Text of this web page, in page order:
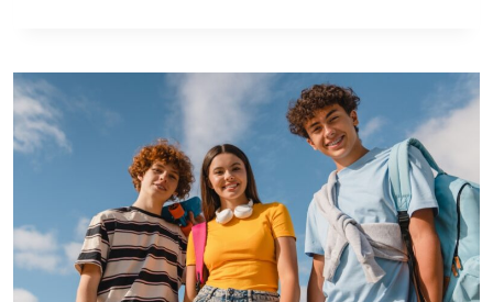
DO
YOUR
THIRTIES
TO
ARRIVE
AT
50
IN
GREAT
SHAPE